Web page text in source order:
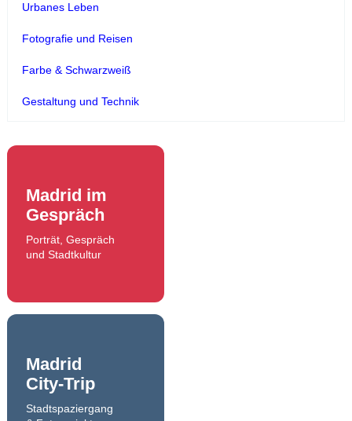
Urbanes Leben
Fotografie und Reisen
Farbe & Schwarzweiß
Gestaltung und Technik
Madrid im
Gespräch
Porträt, Gespräch
und Stadtkultur
Madrid
City-Trip
Stadtspaziergang